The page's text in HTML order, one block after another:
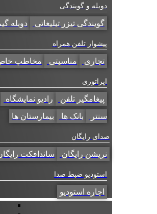
دوبله و گویندگی
گویندگی تیزر تبلیغاتی دوبله گیم
پیشواز تلفن همراه
تجاری مناسبتی مخاطب خاص
اپراتوری
پیغامگیر تلفن رادیو نمایشگاه
سنتر بانک ها بیمارستان ها
صدای رایگان
نریشن رایگان ساندافکت رایگان
استودیو ضبط صدا
اجاره استودیو